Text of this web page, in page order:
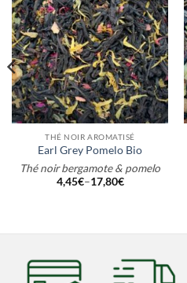
THÉ NOIR AROMATISÉ
Earl Grey Pomelo Bio
Thé noir bergamote & pomelo
4,45€–17,80€